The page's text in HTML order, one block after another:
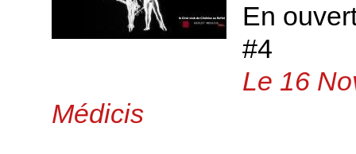
En
#4
Le 16
Médicis